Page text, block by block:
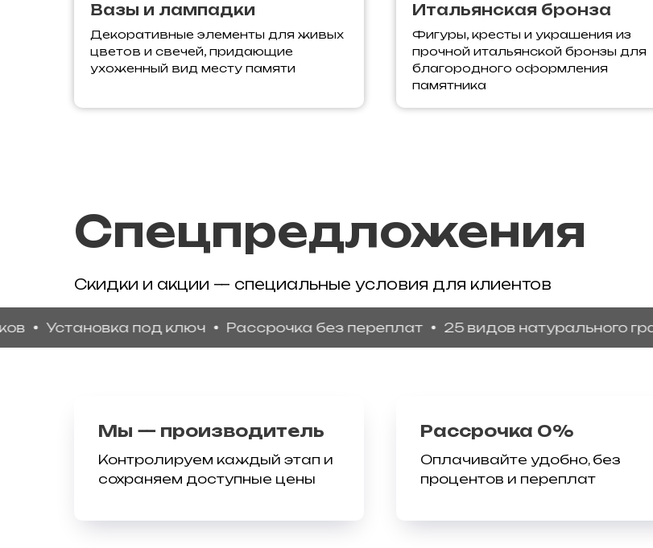
Вазы и лампадки
Декоративные элементы для живых
цветов и свечей, придающие
ухоженный вид месту памяти
Итальянская бронза
Фигуры, кресты и украшения из
прочной итальянской бронзы для
благородного оформления
памятника
Спецпредложения
Скидки и акции — специальные условия для клиентов
Установка под ключ Рассрочка без переплат 25 видов натурального гранита
Мы — производитель
Контролируем каждый этап и
сохраняем доступные цены
Рассрочка 0%
Оплачивайте удобно, без
процентов и переплат